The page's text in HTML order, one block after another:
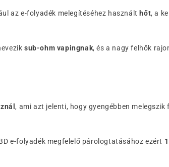
az e-folyadék melegítéséhez használt hőt, a
sub-ohm vapingnak, és a nagy felhők
, ami azt jelenti, hogy gyengébben melegszik
e-folyadék megfelelő párologtatásához ezért